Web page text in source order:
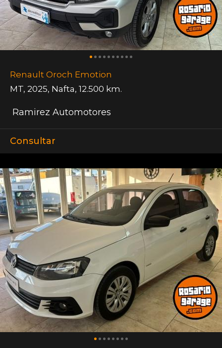
Renault Oroch Emotion
MT, 2025, Nafta, 12.500 km.
Ramirez Automotores
Consultar